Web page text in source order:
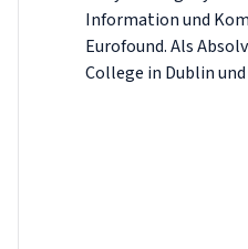
Information und
Eurofound. Als
College in Dublin und
Brügge begann sie
Europolitics und
Europe zu arbeiten.